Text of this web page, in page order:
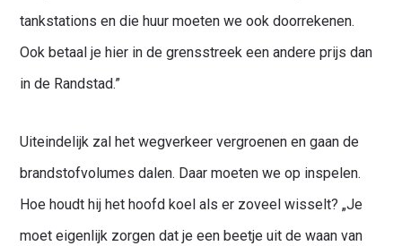
tankstations en die huur moeten we ook doorrekenen.
Ook betaal je hier in de grensstreek een andere prijs dan
in de Randstad.”
Uiteindelijk zal het wegverkeer vergroenen en gaan de
brandstofvolumes dalen. Daar moeten we op inspelen.
Hoe houdt hij het hoofd koel als er zoveel wisselt? „Je
moet eigenlijk zorgen dat je een beetje uit de waan van